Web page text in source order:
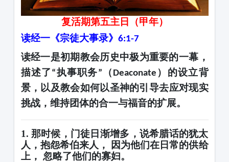
复活期第五主日（甲年）
读经一《宗徒大事录》 6:1-7
读经一是初期教会历史中极为重要的一幕，
描述了 “执事职务” （ Deaconate ）的设立背
景，以及教会如何以圣神的引导去应对现实
挑战，维持团体的合一与福音的扩展。
1. 那时候，门徒日渐增多，说希腊话的犹太
人，抱怨希伯来人， 因为他们在日常的供给
上， 忽略了他们的寡妇。